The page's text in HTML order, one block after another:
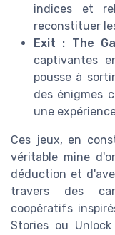
indices et
reconstituer
Exit : The
captivantes
pousse à
des énigmes
une
Ces jeux, en
véritable mine
déduction et
travers des
coopératifs
Stories ou